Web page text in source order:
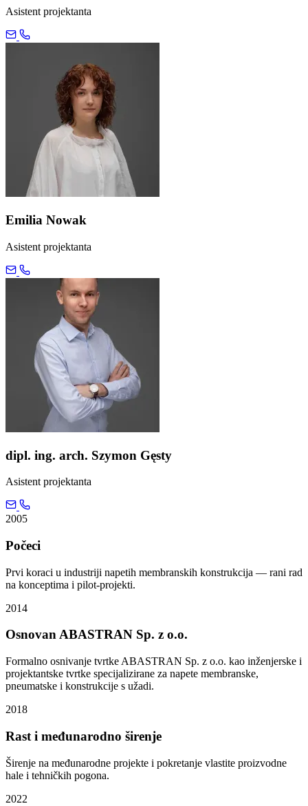
Asistent projektanta
Emilia Nowak
Asistent projektanta
dipl. ing. arch. Szymon Gęsty
Asistent projektanta
2005
Počeci
Prvi koraci u industriji napetih membranskih konstrukcija — rani rad
na konceptima i pilot-projekti.
2014
Osnovan ABASTRAN Sp. z o.o.
Formalno osnivanje tvrtke ABASTRAN Sp. z o.o. kao inženjerske i
projektantske tvrtke specijalizirane za napete membranske,
pneumatske i konstrukcije s užadi.
2018
Rast i međunarodno širenje
Širenje na međunarodne projekte i pokretanje vlastite proizvodne
hale i tehničkih pogona.
2022